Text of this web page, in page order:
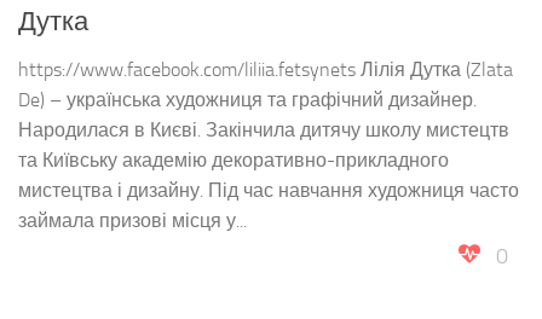
Дутка
https://www.facebook.com/liliia.fetsynets Лілія Дутка (Zlata
De) – українська художниця та графічний дизайнер.
Народилася в Києві. Закінчила дитячу школу мистецтв
та Київську академію декоративно-прикладного
мистецтва і дизайну. Під час навчання художниця часто
займала призові місця у...
0